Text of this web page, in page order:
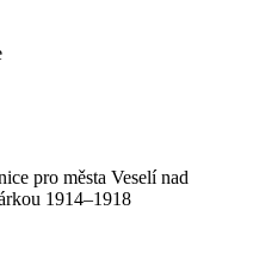
pro města Veselí nad
1914–1918